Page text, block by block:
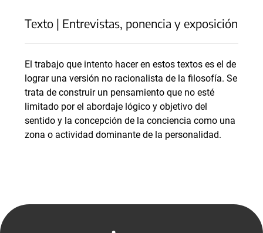
Texto | Entrevistas, ponencia y exposición
El trabajo que intento hacer en estos textos es el de
lograr una versión no racionalista de la filosofía. Se
trata de construir un pensamiento que no esté
limitado por el abordaje lógico y objetivo del
sentido y la concepción de la conciencia como una
zona o actividad dominante de la personalidad.